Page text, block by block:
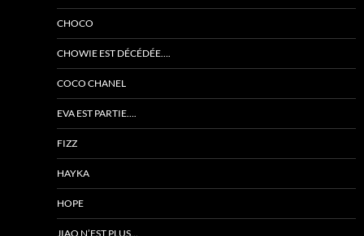
CHOCO
CHOWIE EST DÉCÉDÉE….
COCO CHANEL
EVA EST PARTIE….
FIZZ
HAYKA
HOPE
JIAO N’EST PLUS…